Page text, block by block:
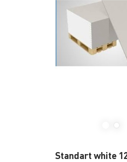
Standart white